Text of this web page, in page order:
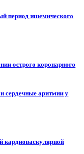
период ишемического
острого коронарного
сердечные аритмии у
кардиоваскулярной